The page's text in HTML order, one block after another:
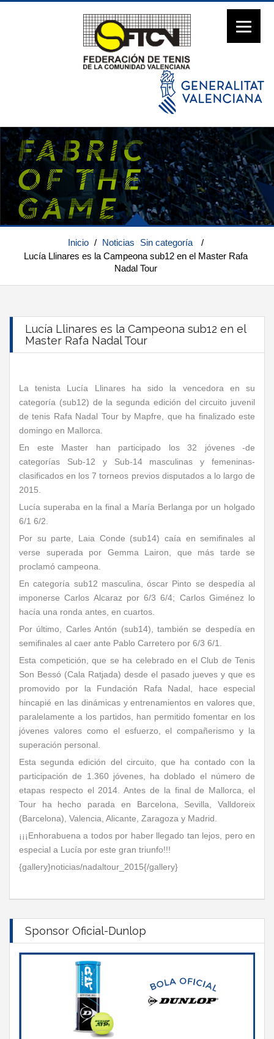
Inicio / Noticias Sin categoría
/
Lucía Llinares es la Campeona sub12 en el Master Rafa
Nadal Tour
Lucía Llinares es la Campeona sub12 en el
Master Rafa Nadal Tour
La tenista Lucía Llinares ha sido la vencedora en su
categoría (sub12) de la segunda edición del circuito juvenil
de tenis Rafa Nadal Tour by Mapfre, que ha finalizado este
domingo en Mallorca.
En este Master han participado los 32 jóvenes -de
categorías Sub-12 y Sub-14 masculinas y femeninas-
clasificados en los 7 torneos previos disputados a lo largo de
2015.
Lucía superaba en la final a María Berlanga por un holgado
6/1 6/2.
Por su parte, Laia Conde (sub14) caía en semifinales al
verse superada por Gemma Lairon, que más tarde se
proclamó campeona.
En categoría sub12 masculina, óscar Pinto se despedía al
imponerse Carlos Alcaraz por 6/3 6/4; Carlos Giménez lo
hacía una ronda antes, en cuartos.
Por último, Carles Antón (sub14), también se despedía en
semifinales al caer ante Pablo Carretero por 6/3 6/1.
Esta competición, que se ha celebrado en el Club de Tenis
Son Bessó (Cala Ratjada) desde el pasado jueves y que es
promovido por la Fundación Rafa Nadal, hace especial
hincapié en las dinámicas y entrenamientos en valores que,
paralelamente a los partidos, han permitido fomentar en los
jóvenes valores como el esfuerzo, el compañerismo y la
superación personal.
Esta segunda edición del circuito, que ha contado con la
participación de 1.360 jóvenes, ha doblado el número de
etapas respecto el 2014. Antes de la final de Mallorca, el
Tour ha hecho parada en Barcelona, Sevilla, Valldoreix
(Barcelona), Valencia, Alicante, Zaragoza y Madrid.
¡¡¡Enhorabuena a todos por haber llegado tan lejos, pero en
especial a Lucía por este gran triunfo!!!
{gallery}noticias/nadaltour_2015{/gallery}
Sponsor Oficial-Dunlop